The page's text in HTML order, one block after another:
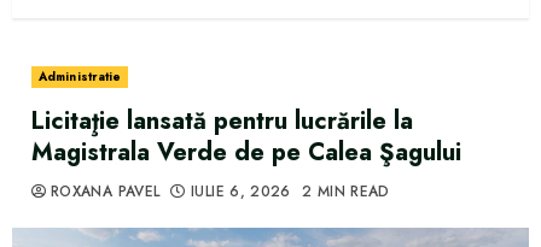
Administratie
Licitaţie lansată pentru lucrările la
Magistrala Verde de pe Calea Şagului
ROXANA PAVEL IULIE 6, 2026 2 MIN READ